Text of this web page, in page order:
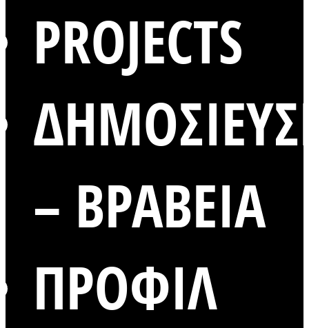
PROJECTS
– ΒΡΑΒΕΙΑ
ΠΡΟΦΙΛ